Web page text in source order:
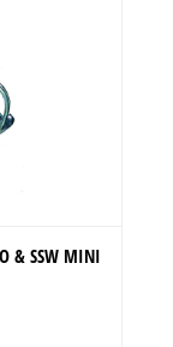
& SSW MINI